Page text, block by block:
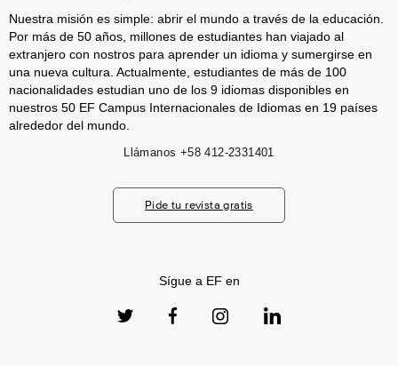
Nuestra misión es simple: abrir el mundo a través de la educación.
Por más de 50 años, millones de estudiantes han viajado al
extranjero con nostros para aprender un idioma y sumergirse en
una nueva cultura. Actualmente, estudiantes de más de 100
nacionalidades estudian uno de los 9 idiomas disponibles en
nuestros 50 EF Campus Internacionales de Idiomas en 19 países
alrededor del mundo.
Llámanos +58 412-2331401
Pide tu revista gratis
Sígue a EF en